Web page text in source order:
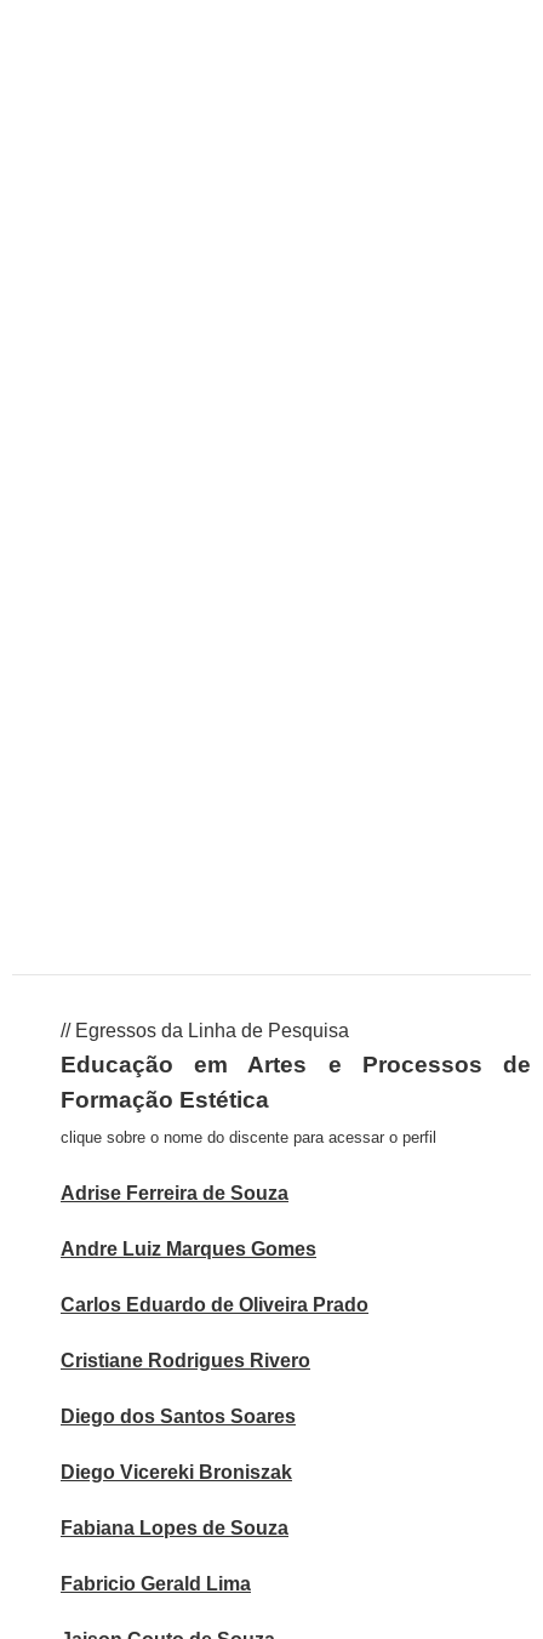
// Egressos da Linha de Pesquisa
Educação em Artes e Processos de
Formação Estética
clique sobre o nome do discente para acessar o perfil
Adrise Ferreira de Souza
Andre Luiz Marques Gomes
Carlos Eduardo de Oliveira Prado
Cristiane Rodrigues Rivero
Diego dos Santos Soares
Diego Vicereki Broniszak
Fabiana Lopes de Souza
Fabricio Gerald Lima